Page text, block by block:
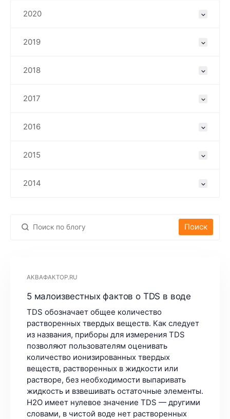
2020
2019
2018
2017
2016
2015
2014
Поиск
АКВАФАКТОР.RU
5 малоизвестных фактов о TDS в воде
TDS обозначает общее количество
растворенных твердых веществ. Как следует
из названия, приборы для измерения TDS
позволяют пользователям оценивать
количество ионизированных твердых
веществ, растворенных в жидкости или
растворе, без необходимости выпаривать
жидкость и взвешивать остаточные элементы.
H2O имеет нулевое значение TDS — другими
словами, в чистой воде нет растворенных